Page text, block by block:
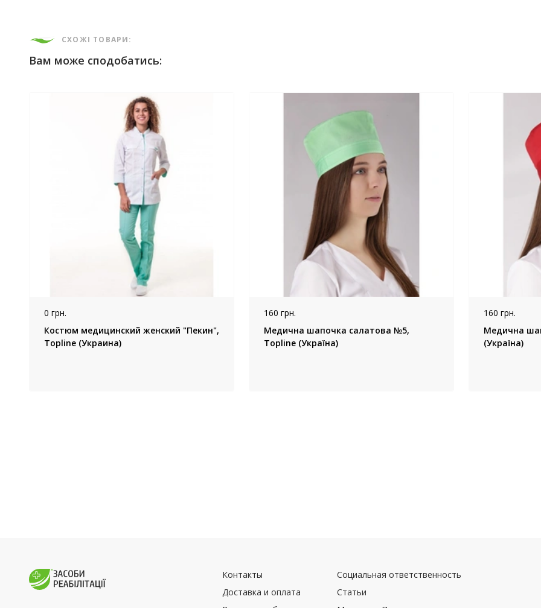
СХОЖІ ТОВАРИ:
Вам може сподобатись:
0 грн.
Костюм медицинский женский "Пекин",
Topline (Украина)
160 грн.
Медична шапочка салатова №5,
Topline (Україна)
160 грн.
Медична
(Україна)
Контакты
Доставка и оплата
Социальная ответственность
Статьи